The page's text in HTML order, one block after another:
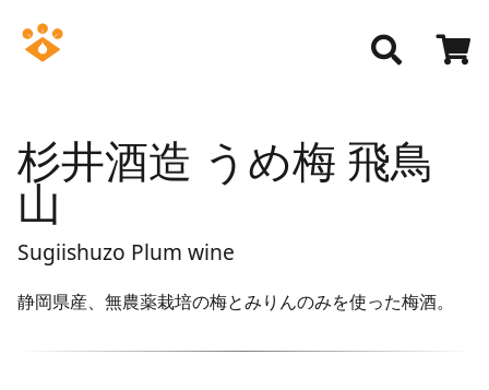
杉井酒造 うめ梅 飛鳥
山
Sugiishuzo Plum wine
静岡県産、無農薬栽培の梅とみりんのみを使った梅酒。